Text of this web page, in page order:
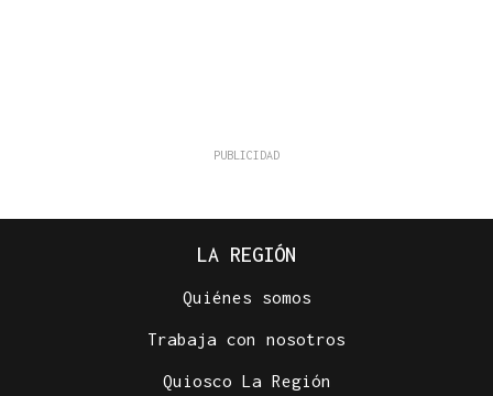
LA REGIÓN
Quiénes somos
Trabaja con nosotros
Quiosco La Región